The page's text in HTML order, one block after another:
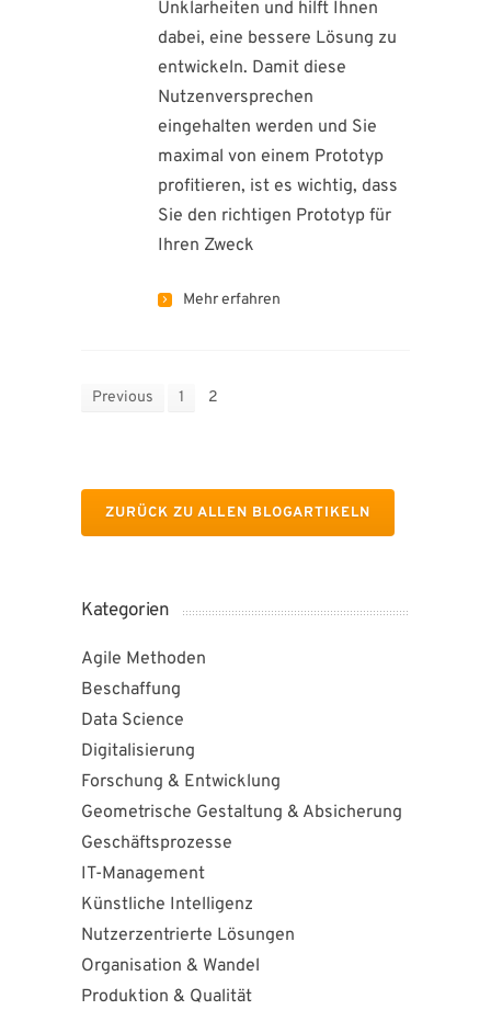
Unklarheiten und hilft Ihnen
dabei, eine bessere Lösung zu
entwickeln. Damit diese
Nutzenversprechen
eingehalten werden und Sie
maximal von einem Prototyp
profitieren, ist es wichtig, dass
Sie den richtigen Prototyp für
Ihren Zweck
Mehr erfahren
Previous 1 2
ZURÜCK ZU ALLEN BLOGARTIKELN
Kategorien
Agile Methoden
Beschaffung
Data Science
Digitalisierung
Forschung & Entwicklung
Geometrische Gestaltung & Absicherung
Geschäftsprozesse
IT-Management
Künstliche Intelligenz
Nutzerzentrierte Lösungen
Organisation & Wandel
Produktion & Qualität